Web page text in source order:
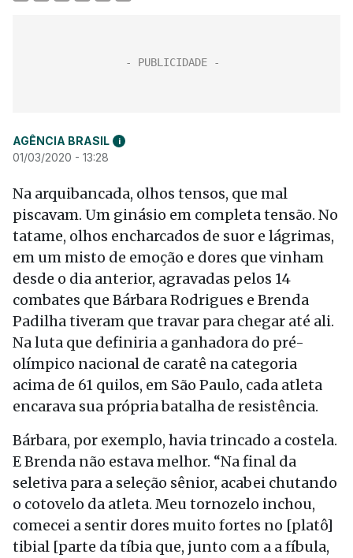
AGÊNCIA BRASIL i
01/03/2020 - 13:28
Na arquibancada, olhos tensos, que mal
piscavam. Um ginásio em completa tensão. No
tatame, olhos encharcados de suor e lágrimas,
em um misto de emoção e dores que vinham
desde o dia anterior, agravadas pelos 14
combates que Bárbara Rodrigues e Brenda
Padilha tiveram que travar para chegar até ali.
Na luta que definiria a ganhadora do pré-
olímpico nacional de caratê na categoria
acima de 61 quilos, em São Paulo, cada atleta
encarava sua própria batalha de resistência.
Bárbara, por exemplo, havia trincado a costela.
E Brenda não estava melhor. “Na final da
seletiva para a seleção sênior, acabei chutando
o cotovelo da atleta. Meu tornozelo inchou,
comecei a sentir dores muito fortes no [platô]
tibial [parte da tíbia que, junto com a a fíbula,